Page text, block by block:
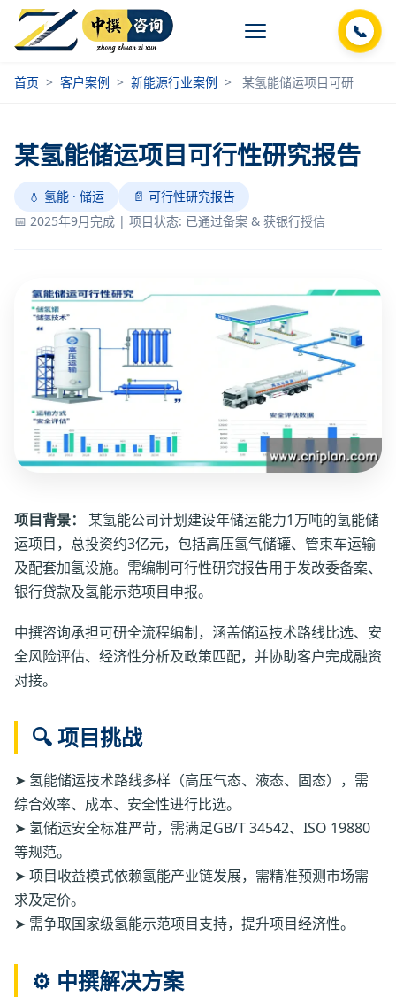
📞
首页 > 客户案例 > 新能源行业案例 > 某氢能储运项目可研
某氢能储运项目可行性研究报告
💧 氢能 · 储运
📄 可行性研究报告
📅 2025年9月完成 | 项目状态: 已通过备案 & 获银行授信
项目背景：
某氢能公司计划建设年储运能力1万吨的氢能储
运项目，总投资约3亿元，包括高压氢气储罐、管束车运输
及配套加氢设施。需编制可行性研究报告用于发改委备案、
银行贷款及氢能示范项目申报。
中撰咨询承担可研全流程编制，涵盖储运技术路线比选、安
全风险评估、经济性分析及政策匹配，并协助客户完成融资
对接。
🔍 项目挑战
➤ 氢能储运技术路线多样（高压气态、液态、固态），需
综合效率、成本、安全性进行比选。
➤ 氢储运安全标准严苛，需满足GB/T 34542、ISO 19880
等规范。
➤ 项目收益模式依赖氢能产业链发展，需精准预测市场需
求及定价。
➤ 需争取国家级氢能示范项目支持，提升项目经济性。
⚙️ 中撰解决方案